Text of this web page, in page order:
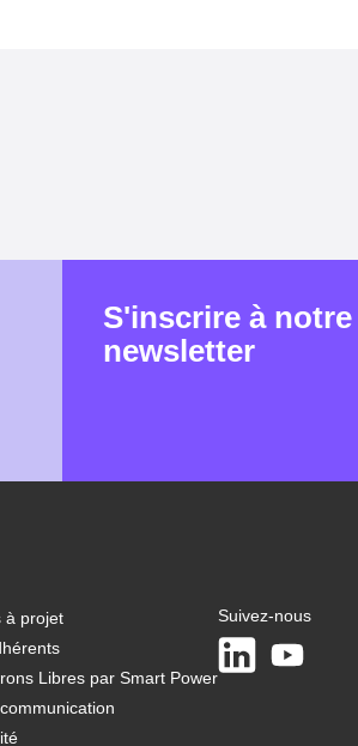
S'inscrire à notre
newsletter
à projet
Libres par Smart Power
Suivez-nous
LinkedInYoutube